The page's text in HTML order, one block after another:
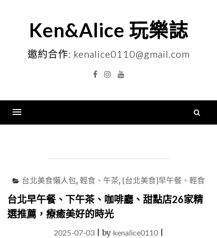
Ken&Alice 玩樂誌
邀約合作: kenalice0110@gmail.com
FacebookInstagramYouTube
台北美食懶人包, 輕食、午茶, [台北美食]早午餐、輕食
台北早午餐、下午茶、咖啡廳、甜點店26家精
選推薦，療癒美好的時光
2025-07-03|by kenalice0110|